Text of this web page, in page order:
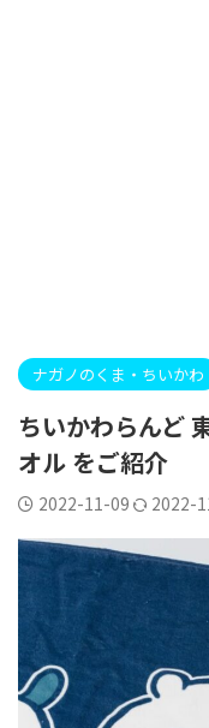
ナガノのくま・ちいかわ
ちいかわらんど
オル をご紹介
2022-11-09 2022-